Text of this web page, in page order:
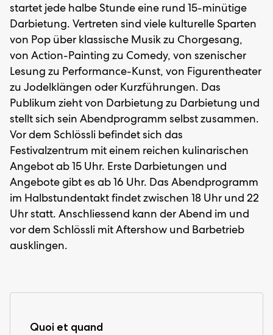
startet jede halbe Stunde eine rund 15-minütige
Darbietung. Vertreten sind viele kulturelle Sparten
von Pop über klassische Musik zu Chorgesang,
von Action-Painting zu Comedy, von szenischer
Lesung zu Performance-Kunst, von Figurentheater
zu Jodelklängen oder Kurzführungen. Das
Publikum zieht von Darbietung zu Darbietung und
stellt sich sein Abendprogramm selbst zusammen.
Vor dem Schlössli befindet sich das
Festivalzentrum mit einem reichen kulinarischen
Angebot ab 15 Uhr. Erste Darbietungen und
Angebote gibt es ab 16 Uhr. Das Abendprogramm
im Halbstundentakt findet zwischen 18 Uhr und 22
Uhr statt. Anschliessend kann der Abend im und
vor dem Schlössli mit Aftershow und Barbetrieb
ausklingen.
Quoi et quand